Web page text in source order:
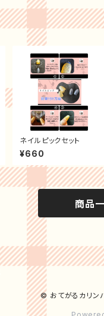
ネイルピックセット
¥660
商品
© おてがるカリン